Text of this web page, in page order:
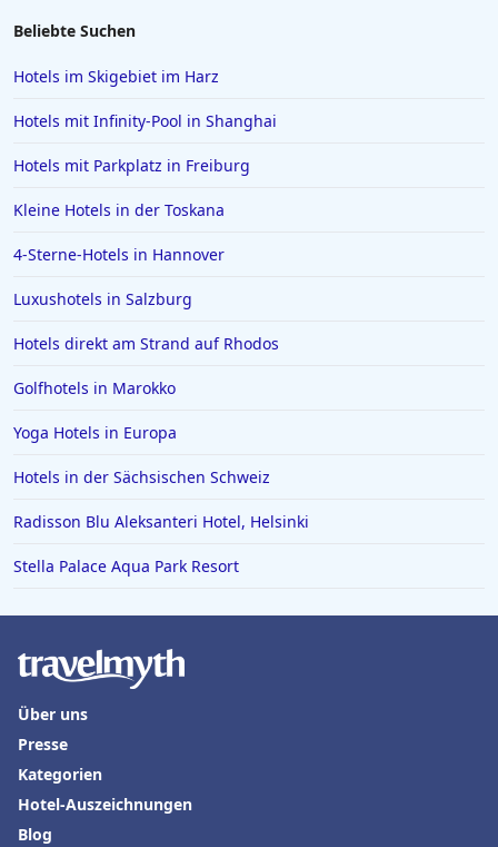
Beliebte Suchen
Hotels im Skigebiet im Harz
Hotels mit Infinity-Pool in Shanghai
Hotels mit Parkplatz in Freiburg
Kleine Hotels in der Toskana
4-Sterne-Hotels in Hannover
Luxushotels in Salzburg
Hotels direkt am Strand auf Rhodos
Golfhotels in Marokko
Yoga Hotels in Europa
Hotels in der Sächsischen Schweiz
Radisson Blu Aleksanteri Hotel, Helsinki
Stella Palace Aqua Park Resort
Über uns
Presse
Kategorien
Hotel-Auszeichnungen
Blog